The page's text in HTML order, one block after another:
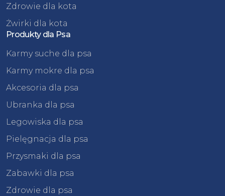
Zdrowie dla kota
Żwirki dla kota
Produkty dla Psa
Karmy suche dla psa
Karmy mokre dla psa
Akcesoria dla psa
Ubranka dla psa
Legowiska dla psa
Pielęgnacja dla psa
Przysmaki dla psa
Zabawki dla psa
Zdrowie dla psa